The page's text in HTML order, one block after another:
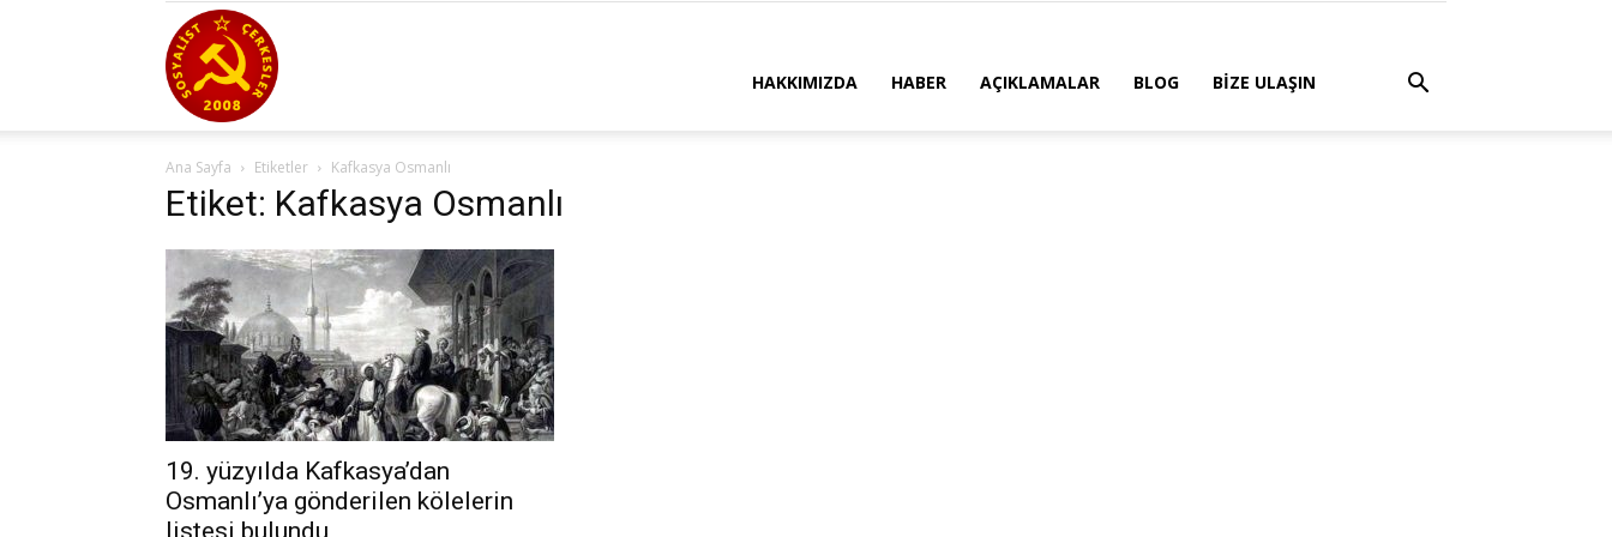
Sosyalist
Çerkesler
HAKKIMIZDA HABER AÇIKLAMALAR BLOG BİZE ULAŞIN
Ana Sayfa Etiketler Kafkasya Osmanlı
Etiket: Kafkasya Osmanlı
19. yüzyılda Kafkasya’dan
Osmanlı’ya gönderilen kölelerin